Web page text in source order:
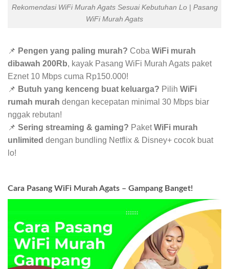
Rekomendasi WiFi Murah Agats Sesuai Kebutuhan Lo | Pasang
WiFi Murah Agats
📌 Pengen yang paling murah? Coba WiFi murah
dibawah 200Rb, kayak Pasang WiFi Murah Agats paket
Eznet 10 Mbps cuma Rp150.000!
📌 Butuh yang kenceng buat keluarga? Pilih WiFi
rumah murah dengan kecepatan minimal 30 Mbps biar
nggak rebutan!
📌 Sering streaming & gaming? PaketWiFi murah
unlimited dengan bundling Netflix & Disney+ cocok buat
lo!
Cara Pasang WiFi Murah Agats – Gampang Banget!